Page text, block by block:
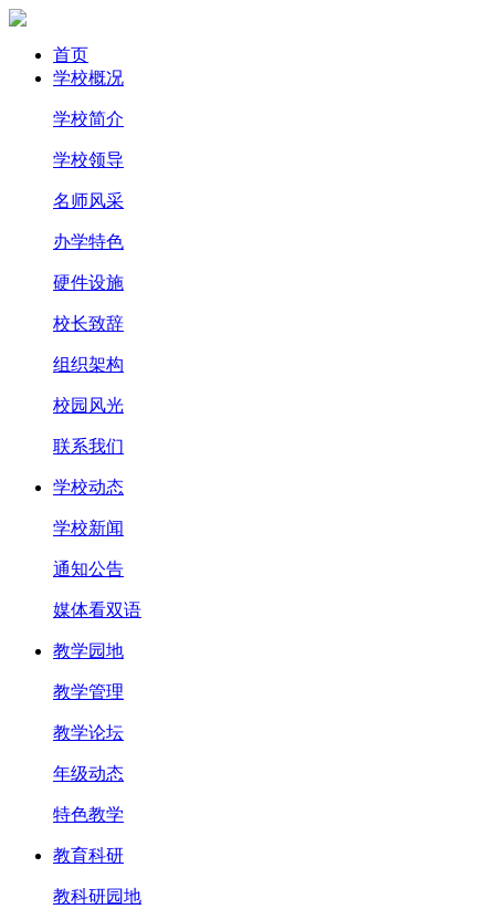
首页
学校概况
学校简介
学校领导
名师风采
办学特色
硬件设施
校长致辞
组织架构
校园风光
联系我们
学校动态
学校新闻
通知公告
媒体看双语
教学园地
教学管理
教学论坛
年级动态
特色教学
教育科研
教科研园地